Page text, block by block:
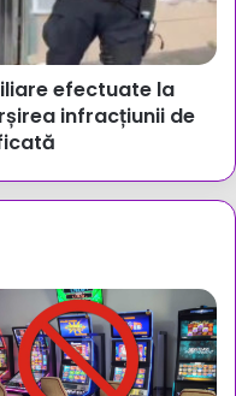
efectuate la
infracțiunii de